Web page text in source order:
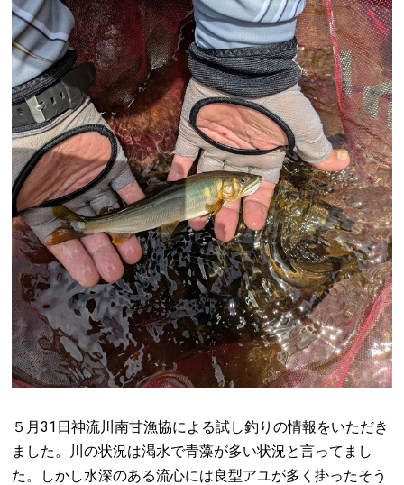
５月31日神流川南甘漁協による試し釣りの情報をいただき
ました。川の状況は渇水で青藻が多い状況と言ってまし
た。しかし水深のある流心には良型アユが多く掛ったそう